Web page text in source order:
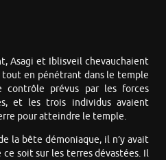
Asagi et Iblisveil chevauchaient
en pénétrant dans le temple
contrôle prévus par les forces
et les trois individus avaient
pour atteindre le temple.
la bête démoniaque, il n’y avait
soit sur les terres dévastées. Il